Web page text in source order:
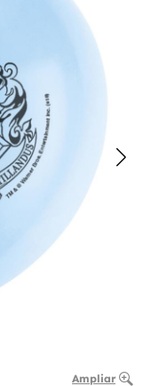
Ampliar